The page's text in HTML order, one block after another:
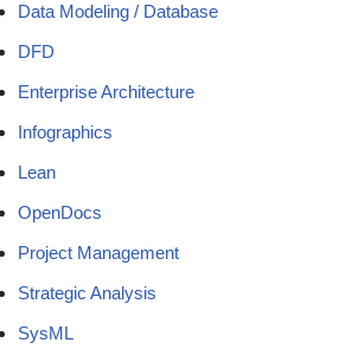
Data Modeling / Database
DFD
Enterprise Architecture
Infographics
Lean
OpenDocs
Project Management
Strategic Analysis
SysML